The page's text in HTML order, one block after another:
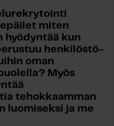
miten
hyödyntää kun
henkilöstö-
oman
Myös
tehokkaamman
luomiseksi ja me